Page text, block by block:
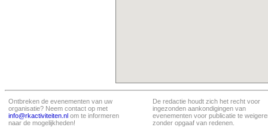
Ontbreken de evenementen van uw
organisatie? Neem contact op met
info@rkactiviteiten.nl om te informeren
naar de mogelijkheden!
De redactie houdt zich het recht voor
ingezonden aankondigingen van
evenementen voor publicatie te
zonder opgaaf van redenen.